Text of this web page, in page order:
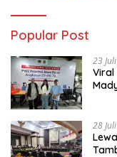
Popular Post
23
Viral
28